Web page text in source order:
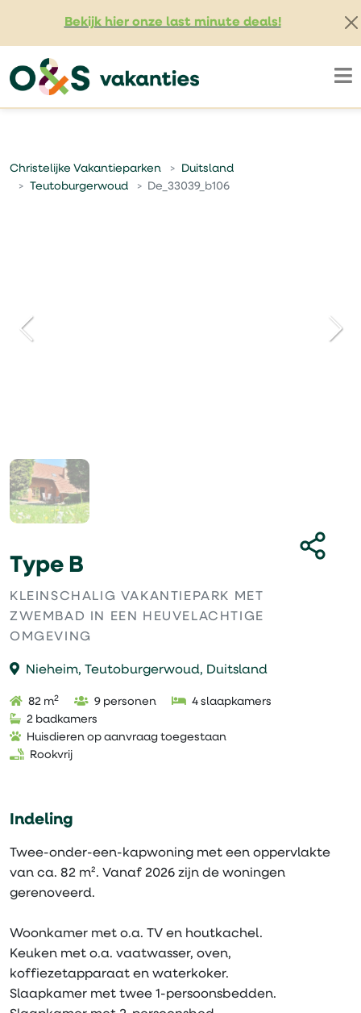
Bekijk hier onze last minute deals!
Christelijke Vakantieparken
Duitsland
Teutoburgerwoud
De_33039_b106
Type B
KLEINSCHALIG VAKANTIEPARK MET
ZWEMBAD IN EEN HEUVELACHTIGE
OMGEVING
Nieheim, Teutoburgerwoud, Duitsland
82 m2 9 personen
4 slaapkamers
2 badkamers
Huisdieren op aanvraag toegestaan
Rookvrij
Indeling
Twee-onder-een-kapwoning met een oppervlakte
van ca. 82 m². Vanaf 2026 zijn de woningen
gerenoveerd.
Woonkamer met o.a. TV en houtkachel.
Keuken met o.a. vaatwasser, oven,
koffiezetapparaat en waterkoker.
Slaapkamer met twee 1-persoonsbedden.